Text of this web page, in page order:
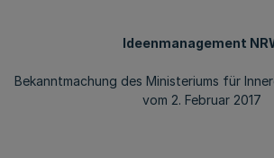
Ideenmanagement
Bekanntmachung des Ministeriums für
vom 2. Februar 2017